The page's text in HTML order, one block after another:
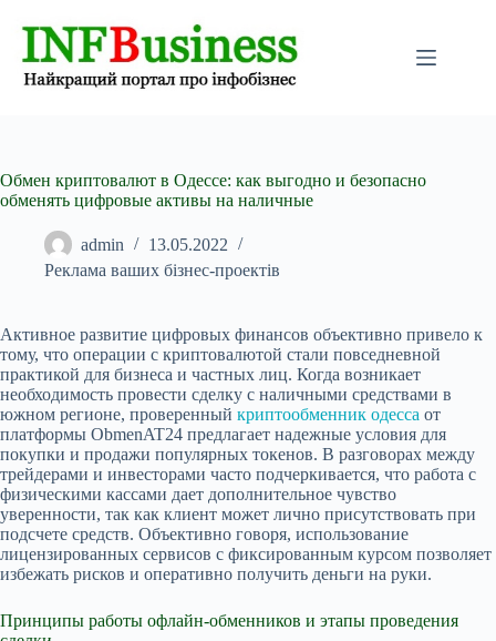
Обмен криптовалют в Одессе: как выгодно и безопасно
обменять цифровые активы на наличные
admin
13.05.2022
Реклама ваших бізнес-проектів
Активное развитие цифровых финансов объективно привело к
тому, что операции с криптовалютой стали повседневной
практикой для бизнеса и частных лиц. Когда возникает
необходимость провести сделку с наличными средствами в
южном регионе, проверенный криптообменник одесса от
платформы ObmenAT24 предлагает надежные условия для
покупки и продажи популярных токенов. В разговорах между
трейдерами и инвесторами часто подчеркивается, что работа с
физическими кассами дает дополнительное чувство
уверенности, так как клиент может лично присутствовать при
подсчете средств. Объективно говоря, использование
лицензированных сервисов с фиксированным курсом позволяет
избежать рисков и оперативно получить деньги на руки.
Принципы работы офлайн-обменников и этапы проведения